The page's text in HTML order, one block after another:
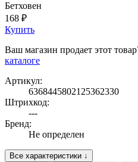
Бетховен
168 ₽
Купить
Ваш магазин продает этот
каталоге
Артикул:
6368445802125362330
Штрихкод:
---
Бренд:
Не определен
Все характеристики ↓